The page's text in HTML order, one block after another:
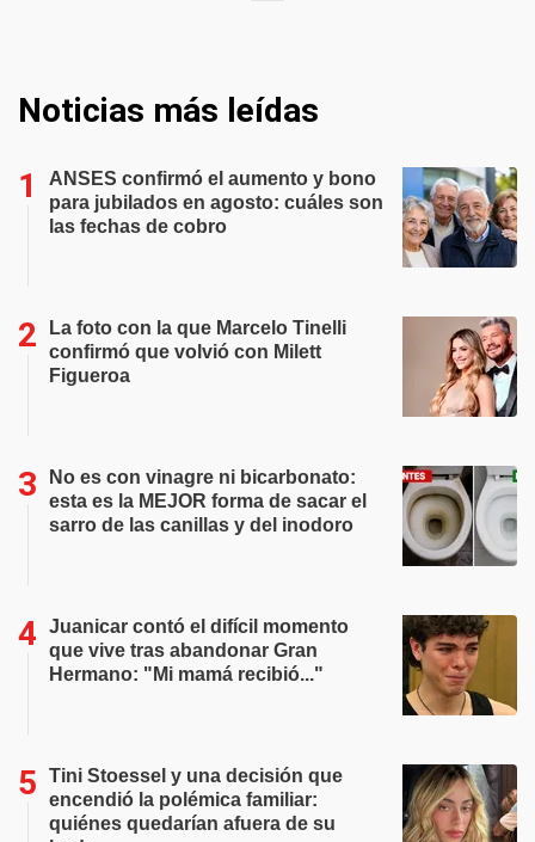
Noticias más leídas
ANSES confirmó el aumento y bono
para jubilados en agosto: cuáles son
las fechas de cobro
La foto con la que Marcelo Tinelli
confirmó que volvió con Milett
Figueroa
No es con vinagre ni bicarbonato:
esta es la MEJOR forma de sacar el
sarro de las canillas y del inodoro
Juanicar contó el difícil momento
que vive tras abandonar Gran
Hermano: "Mi mamá recibió..."
Tini Stoessel y una decisión que
encendió la polémica familiar:
quiénes quedarían afuera de su